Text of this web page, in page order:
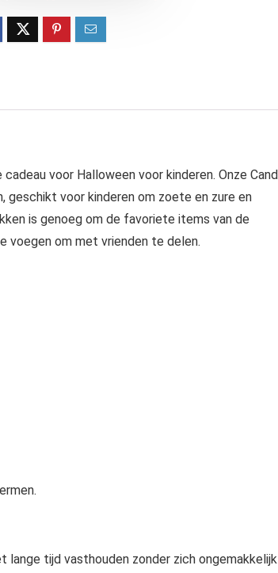
voor Halloween voor kinderen. Onze
geschikt voor kinderen om zoete en zure en
is genoeg om de favoriete items van de
voegen om met vrienden te delen.
lange tijd vasthouden zonder zich ongemakkelijk